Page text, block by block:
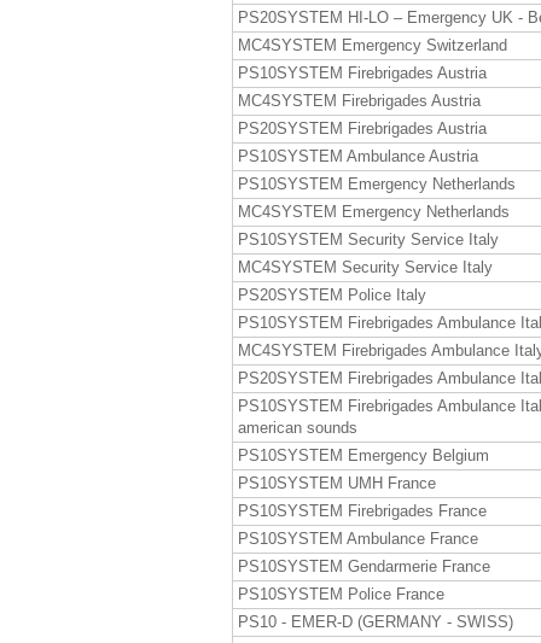
PS20SYSTEM HI-LO – Emergency UK -
MC4SYSTEM Emergency Switzerland
PS10SYSTEM Firebrigades Austria
MC4SYSTEM Firebrigades Austria
PS20SYSTEM Firebrigades Austria
PS10SYSTEM Ambulance Austria
PS10SYSTEM Emergency Netherlands
MC4SYSTEM Emergency Netherlands
PS10SYSTEM Security Service Italy
MC4SYSTEM Security Service Italy
PS20SYSTEM Police Italy
PS10SYSTEM Firebrigades Ambulance
MC4SYSTEM Firebrigades Ambulance
PS20SYSTEM Firebrigades Ambulance
PS10SYSTEM Firebrigades Ambulance
american sounds
PS10SYSTEM Emergency Belgium
PS10SYSTEM UMH France
PS10SYSTEM Firebrigades France
PS10SYSTEM Ambulance France
PS10SYSTEM Gendarmerie France
PS10SYSTEM Police France
PS10 - EMER-D (GERMANY - SWISS)